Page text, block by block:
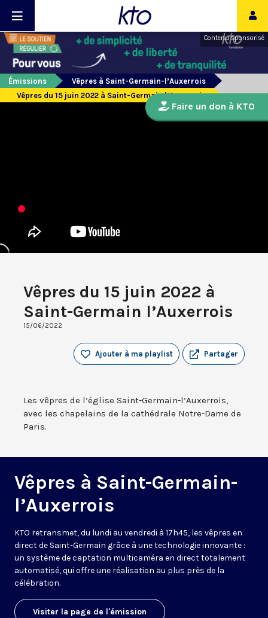
Contenu sponsorisé
Émissions
Vêpres à Saint-Germain-l’Auxerrois
Vêpres du 15 juin 2022 à Saint-Germain l’Auxerrois
Vêpres du 15 juin 2022 à
Saint-Germain l’Auxerrois
15/06/2022
Partager
Ajouter à ma playlist
Les vêpres de l’église Saint-Germain-l’Auxerrois,
avec les chapelains de la cathédrale Notre-Dame de
Paris.
Vêpres à Saint-Germain-
l’Auxerrois
KTO retransmet, du lundi au vendredi à 17h45, les vêpres en
direct de Saint-Germain grâce à une technologie innovante :
un système de captation multicaméra en direct totalement
automatisé, qui offre une réalisation au plus près de la
célébration.
Visiter la page de l'émission
Faire un don à KTO